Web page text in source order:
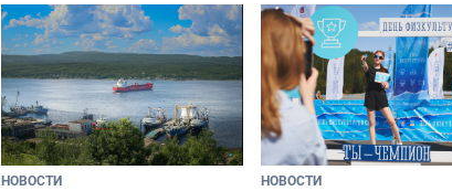
НОВОСТИ НОВОСТИ